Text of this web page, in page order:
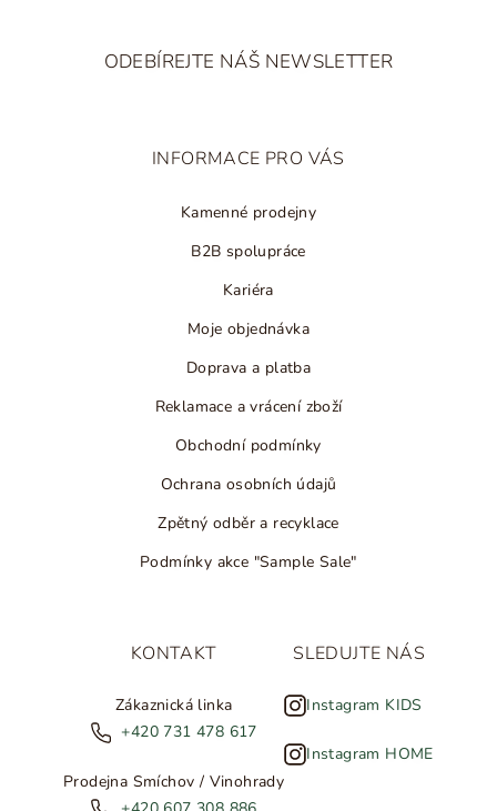
ODEBÍREJTE NÁŠ NEWSLETTER
INFORMACE PRO VÁS
Kamenné prodejny
B2B spolupráce
Kariéra
Moje objednávka
Doprava a platba
Reklamace a vrácení zboží
Obchodní podmínky
Ochrana osobních údajů
Zpětný odběr a recyklace
Podmínky akce "Sample Sale"
KONTAKT
Zákaznická linka
+420 731 478 617
Prodejna Smíchov / Vinohrady
SLEDUJTE NÁS
Instagram KIDS
Instagram HOME